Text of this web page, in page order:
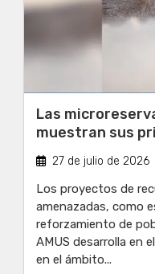
Las
muestran sus
27 de julio de 2026
Los proyectos de
amenazadas, como
reforzamiento de
AMUS desarrolla en
en el ámbito...